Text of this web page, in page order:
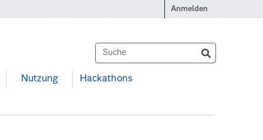
Anmelden
Nutzung Hackathons